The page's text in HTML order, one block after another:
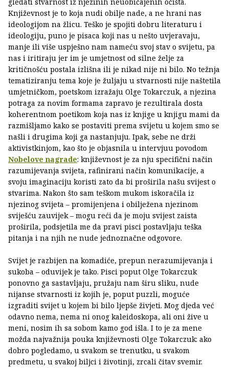
Književnost je to koja nudi obilje nade, a ne hrani nas
ideologijom na žlicu. Teško je spojiti dobru literaturu i
ideologiju, puno je pisaca koji nas u nešto uvjeravaju,
manje ili više uspješno nam nameću svoj stav o svijetu, pa
nas i iritiraju jer im je umjetnost od silne želje za
kritičnošću postala izlišna ili je nikad nije ni bilo. No težnja
tematiziranju tema koje je žuljaju u stvarnosti nije naštetila
umjetničkom, poetskom izražaju Olge Tokarczuk, a njezina
potraga za novim formama zapravo je rezultirala dosta
koherentnom poetikom koja nas iz knjige u knjigu mami da
razmišljamo kako se postaviti prema svijetu u kojem smo se
našli i drugima koji ga nastanjuju. Ipak, sebe ne drži
aktivistkinjom, kao što je objasnila u intervjuu povodom
Nobelove nagrade: književnost je za nju specifični način
razumijevanja svijeta, rafinirani način komunikacije, a
svoju imaginaciju koristi zato da bi proširila našu svijest o
stvarima. Nakon što sam teškom mukom iskoračila iz
njezinog svijeta – promijenjena i obilježena njezinom
sviješću zauvijek – mogu reći da je moju svijest zaista
proširila, podsjetila me da pravi pisci postavljaju teška
pitanja i na njih ne nude jednoznačne odgovore.
Svijet je razbijen na komadiće, prepun nerazumijevanja i
sukoba – oduvijek je tako. Pisci poput Olge Tokarczuk
ponovno ga sastavljaju, pružaju nam širu sliku, nude
nijanse stvarnosti iz kojih je, poput puzzli, moguće
izgraditi svijet u kojem bi bilo ljepše živjeti. Mog djeda već
odavno nema, nema ni onog kaleidoskopa, ali oni žive u
meni, nosim ih sa sobom kamo god išla. I to je za mene
možda najvažnija pouka književnosti Olge Tokarczuk: ako
dobro pogledamo, u svakom se trenutku, u svakom
predmetu, u svakoj biljci i životinji, zrcali čitav svemir.